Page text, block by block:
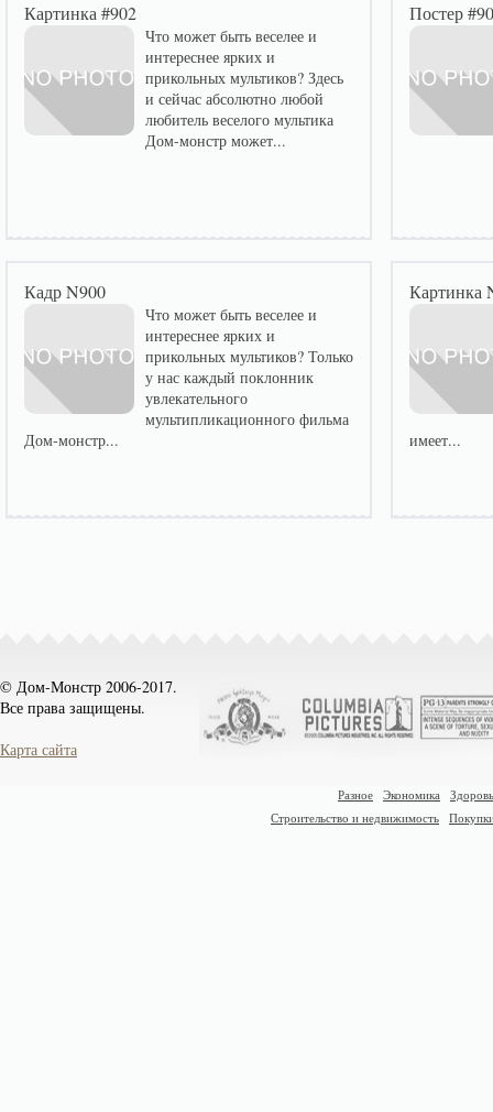
Картинка #902
Что может быть веселее и
интереснее ярких и
прикольных мультиков? Здесь
и сейчас абсолютно любой
любитель веселого мультика
Дом-монстр может...
Постер
Кадр N900
Что может быть веселее и
интереснее ярких и
прикольных мультиков? Только
у нас каждый поклонник
увлекательного
мультипликационного фильма
Дом-монстр...
Картинка
имеет...
© Дом-Монстр 2006-2017.
Все права защищены.
Карта сайта
Разное Экономика
Строительство и недвижимость